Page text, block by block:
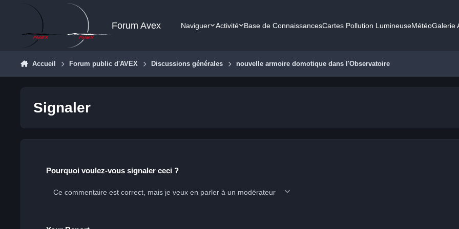
Aller au contenu
Forum Avex Naviguer Activité Base de ConnaissancesCartes Pollution LumineuseMétéoGalerie
Accueil Forum public d'AVEX Discussions générales nouvelle armoire domotique dans l'Observatoire
Signaler
Pourquoi voulez-vous signaler ceci ?